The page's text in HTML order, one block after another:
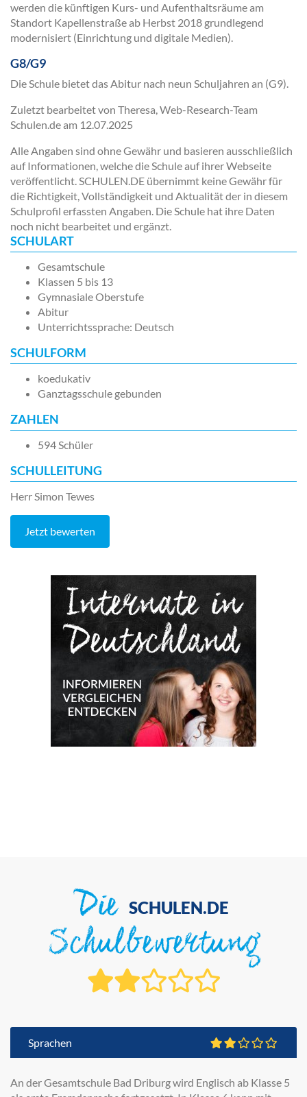
werden die künftigen Kurs- und Aufenthaltsräume am
Standort Kapellenstraße ab Herbst 2018 grundlegend
modernisiert (Einrichtung und digitale Medien).
G8/G9
Die Schule bietet das Abitur nach neun Schuljahren an (G9).
Zuletzt bearbeitet von Theresa, Web-Research-Team
Schulen.de am 12.07.2025
Alle Angaben sind ohne Gewähr und basieren ausschließlich
auf Informationen, welche die Schule auf ihrer Webseite
veröffentlicht. SCHULEN.DE übernimmt keine Gewähr für
die Richtigkeit, Vollständigkeit und Aktualität der in diesem
Schulprofil erfassten Angaben. Die Schule hat ihre Daten
noch nicht bearbeitet und ergänzt.
SCHULART
Gesamtschule
Klassen 5 bis 13
Gymnasiale Oberstufe
Abitur
Unterrichtssprache: Deutsch
SCHULFORM
koedukativ
Ganztagsschule gebunden
ZAHLEN
594 Schüler
SCHULLEITUNG
Herr Simon Tewes
Jetzt bewerten
Die SCHULEN.DE
Schulbewertung
Sprachen
An der Gesamtschule Bad Driburg wird Englisch ab Klasse 5